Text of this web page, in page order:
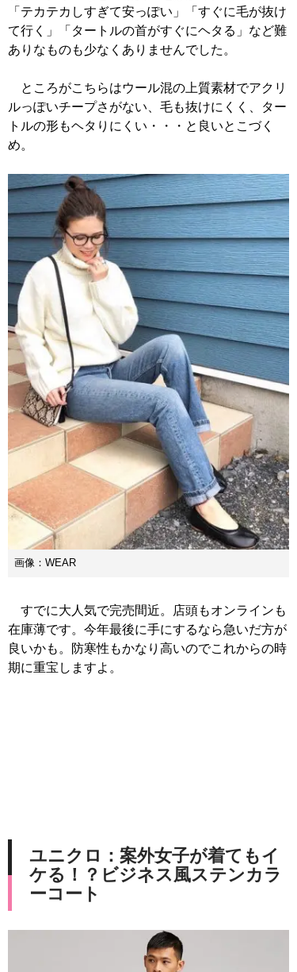
「テカテカしすぎて安っぽい」「すぐに毛が抜け
て行く」「タートルの首がすぐにヘタる」など難
ありなものも少なくありませんでした。
ところがこちらはウール混の上質素材でアクリ
ルっぽいチープさがない、毛も抜けにくく、ター
トルの形もヘタりにくい・・・と良いとこづく
め。
画像：WEAR
すでに大人気で完売間近。店頭もオンラインも
在庫薄です。今年最後に手にするなら急いだ方が
良いかも。防寒性もかなり高いのでこれからの時
期に重宝しますよ。
ユニクロ：案外女子が着てもイ
ケる！？ビジネス風ステンカラ
ーコート